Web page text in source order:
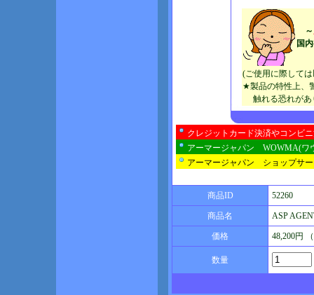
～
国
(ご使用に際して
★製品の特性上、
触れる恐れがあ
クレジットカード決済やコンビ
アーマージャパン WOWMA(ワ
アーマージャパン ショップサ
商品ID 52260
商品名 ASP
価格 48,200円
数量